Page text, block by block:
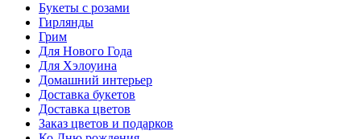
Букеты с розами
Гирлянды
Грим
Для Нового Года
Для Хэлоуина
Домашний интерьер
Доставка букетов
Доставка цветов
Заказ цветов и подарков